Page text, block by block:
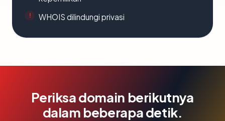
WHOIS dilindungi privasi
Periksa domain berikutnya
dalam beberapa detik.